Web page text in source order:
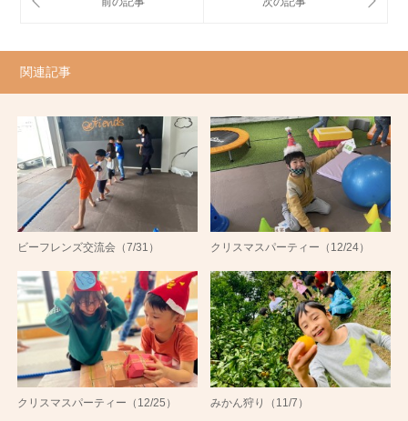
関連記事
ビーフレンズ交流会（7/31） クリスマスパーティー（12/24）
クリスマスパーティー（12/25） みかん狩り（11/7）